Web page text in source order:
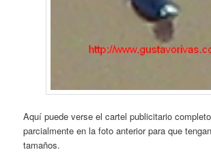
Aquí puede verse el cartel publicitario
parcialmente en la foto anterior para que
tamaños.